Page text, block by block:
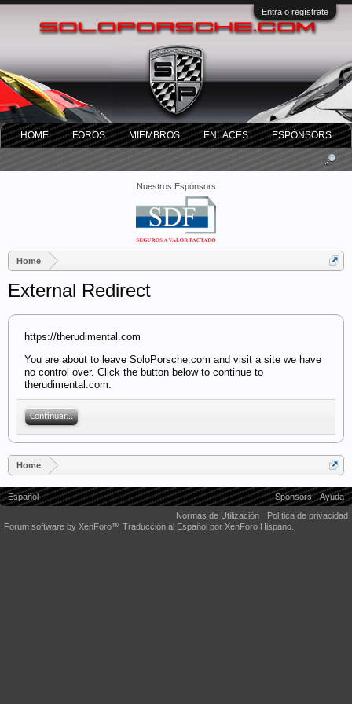
Entra o regístrate
Nuestros Espónsors
Home
External Redirect
https://therudimental.com
You are about to leave SoloPorsche.com and visit a site we have
no control over. Click the button below to continue to
therudimental.com.
Continuar...
Home
HOME FOROS MIEMBROS ENLACES ESPÓNSORS
Español Sponsors
Ayuda
Normas de Utilización
Política de privacidad
Forum software by XenForo™ Traducción al Español por XenForo Hispano.